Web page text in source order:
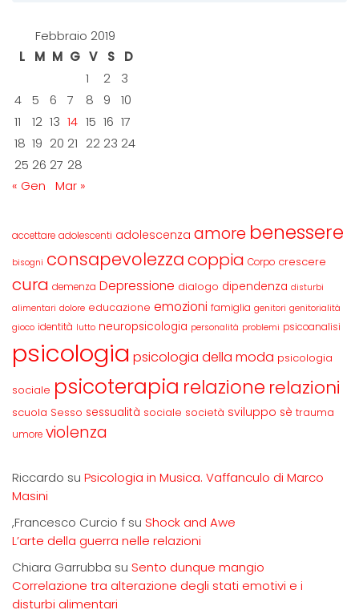
Febbraio 2019
L
M M G V S
D
1
2
3
4
5 6 7 8 9
10
11
12 13 14 15 16 17
18 19 20 21 22 23 24
25 26 27 28
« Gen
Mar »
accettare adolescenti adolescenza amore benessere
bisogni consapevolezzacoppia Corpo crescere
cura demenza Depressione dialogo dipendenza disturbi
alimentari dolore educazione emozioni famiglia genitori genitorialità
gioco identità lutto neuropsicologia personalità problemi psicoanalisi
psicologia psicologia della moda psicologia
sociale psicoterapia relazione relazioni
scuola Sesso sessualità sociale società sviluppo sè trauma
umore violenza
Riccardo su Psicologia in Musica. Vaffanculo di Marco
Masini
,Francesco Curcio f su Shock and Awe
L’arte della guerra nelle relazioni
Chiara Garrubba su Sento dunque mangio
Correlazione tra alterazione degli stati emotivi e i
disturbi alimentari